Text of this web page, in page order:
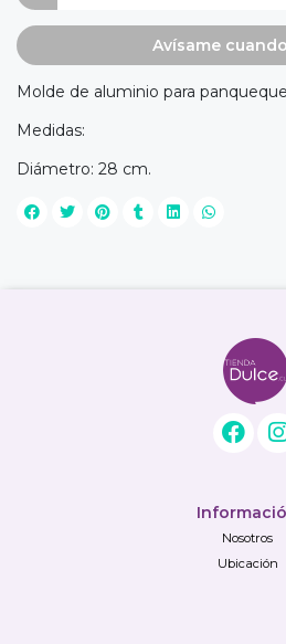
Avísame
Molde de aluminio para
Medidas:
Diámetro: 28 cm.
Nosotros
Ubicación